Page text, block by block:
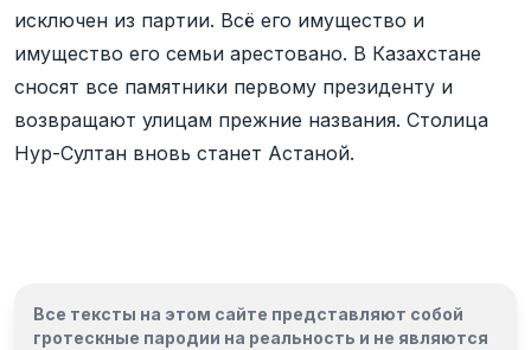
исключен из партии. Всё его имущество и
имущество его семьи арестовано. В Казахстане
сносят все памятники первому президенту и
возвращают улицам прежние названия. Столица
Нур-Султан вновь станет Астаной.
Все тексты на этом сайте представляют собой
гротескные пародии на реальность и не являются